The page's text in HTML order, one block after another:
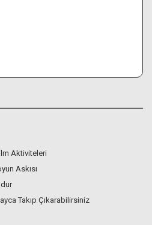
Aktiviteleri
Askısı
Takıp Çıkarabilirsiniz